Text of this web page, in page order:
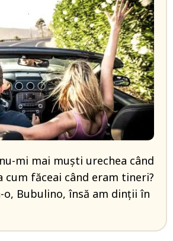
mi mai muști urechea când
cum făceai când eram tineri?
o, Bubulino, însă am dinții în